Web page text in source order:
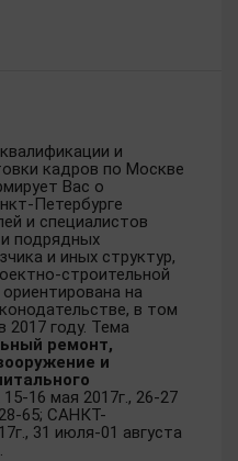
и
кадров по Москве
Вас о
Петербурге
и специалистов
подрядных
и иных структур,
строительной
на
в том
2017 году. Тема
ремонт,
и
16 мая 2017г., 26-27
65; САНКТ-
31 июля-01 августа